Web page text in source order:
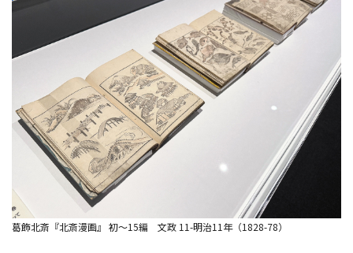
葛飾北斎『北斎漫画』 初〜15編 文政 11-明治11年（1828-78）